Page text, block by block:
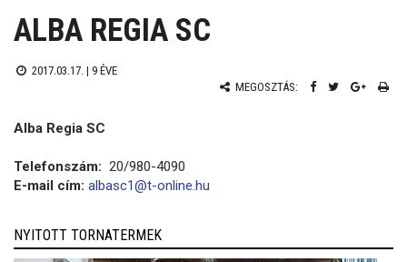
ALBA REGIA SC
2017.03.17. | 9 ÉVE
MEGOSZTÁS:
Alba Regia SC
Telefonszám: 20/980-4090
E-mail cím: albasc1@t-online.hu
NYITOTT TORNATERMEK